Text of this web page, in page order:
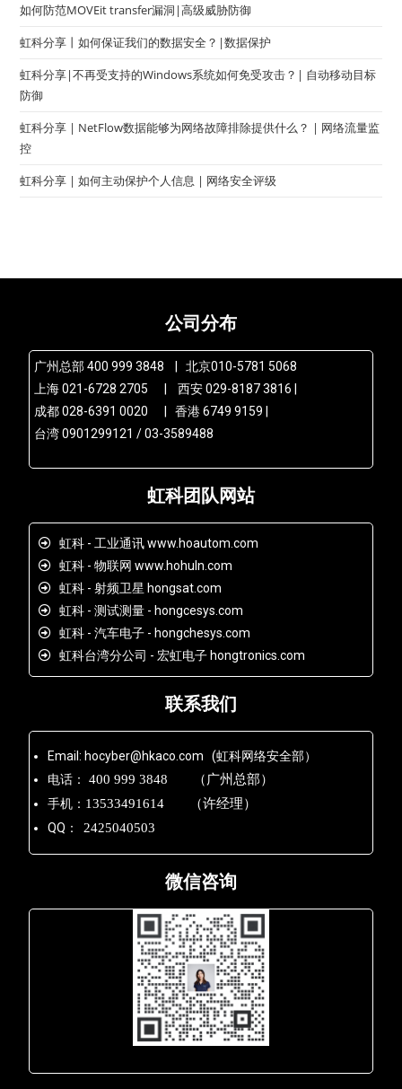
如何防范MOVEit transfer漏洞|高级威胁防御
虹科分享丨如何保证我们的数据安全？|数据保护
虹科分享|不再受支持的Windows系统如何免受攻击？| 自动移动目标
防御
虹科分享 | NetFlow数据能够为网络故障排除提供什么？ | 网络流量监
控
虹科分享 | 如何主动保护个人信息 | 网络安全评级
公司分布
广州总部 400 999 3848 | 北京010-5781 5068
上海 021-6728 2705 | 西安 029-8187 3816 |
成都 028-6391 0020 | 香港 6749 9159 |
台湾 0901299121 / 03-3589488
虹科团队网站
虹科 - 工业通讯 www.hoautom.com
虹科 - 物联网 www.hohuln.com
虹科 - 射频卫星 hongsat.com
虹科 - 测试测量 - hongcesys.com
虹科 - 汽车电子 - hongchesys.com
虹科台湾分公司 - 宏虹电子 hongtronics.com
联系我们
Email: hocyber@hkaco.com (虹科网络安全部）
电话：
400 999 3848 （广州总部）
手机： 13533491614 （许经理）
QQ： 2425040503
微信咨询